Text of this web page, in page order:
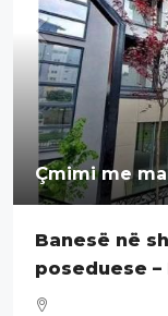
Çmimi me
Banesë në
poseduese –